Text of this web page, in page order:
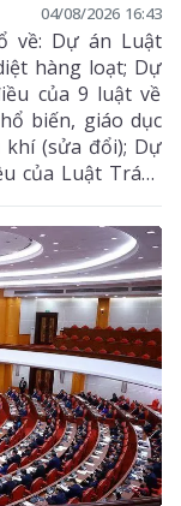
04/08/2026 16:43
về: Dự án Luật
hàng loạt; Dự
của 9 luật về
biến, giáo dục
(sửa đổi); Dự
của Luật Trách
Dự thảo Nghị
đặc thù để xử
tế nhà nước,
công nghệ, đổi